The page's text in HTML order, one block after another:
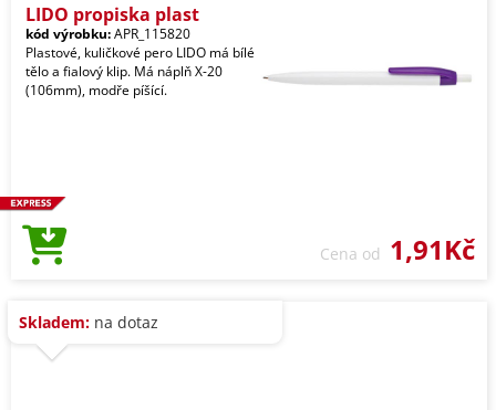
LIDO propiska plast
kód výrobku:APR_115820
Plastové, kuličkové pero LIDO má bílé
tělo a fialový klip. Má náplň X-20
(106mm), modře píšící.
Cena od 1,91Kč
Skladem: na dotaz